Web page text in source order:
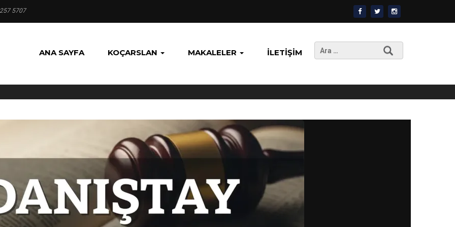
5707
ANA SAYFA KOÇARSLAN MAKALELER İLETIŞIM
Arama: